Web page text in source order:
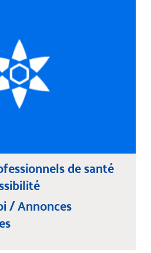
de santé
/ Annonces